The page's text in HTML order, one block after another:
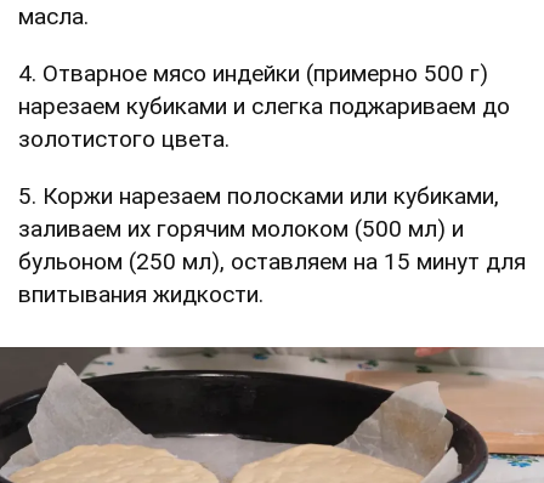
масла.
4. Отварное мясо индейки (примерно 500 г)
нарезаем кубиками и слегка поджариваем до
золотистого цвета.
5. Коржи нарезаем полосками или кубиками,
заливаем их горячим молоком (500 мл) и
бульоном (250 мл), оставляем на 15 минут для
впитывания жидкости.